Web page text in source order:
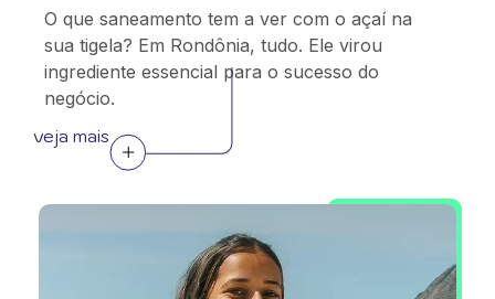
O que saneamento tem a ver com o açaí na
sua tigela? Em Rondônia, tudo. Ele virou
ingrediente essencial para o sucesso do
negócio.
veja mais